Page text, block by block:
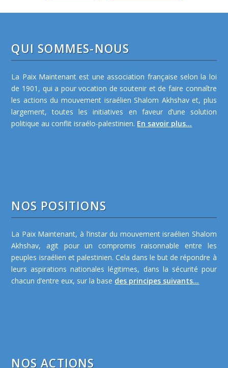
QUI SOMMES-NOUS
La Paix Maintenant est une association française selon la loi
de 1901, qui a pour vocation de soutenir et de faire connaître
les actions du mouvement israélien Shalom Akhshav et, plus
largement, toutes les initiatives en faveur d’une solution
politique au conflit israélo-palestinien. En savoir plus...
NOS POSITIONS
La Paix Maintenant, à l’instar du mouvement israélien Shalom
Akhshav, agit pour un compromis raisonnable entre les
peuples israélien et palestinien. Cela dans le but de répondre à
leurs aspirations nationales légitimes, dans la sécurité pour
chacun d’entre eux, sur la base des principes suivants...
NOS ACTIONS